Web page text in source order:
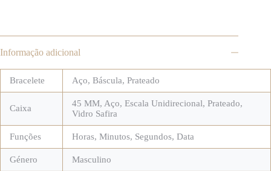
Informação adicional
Bracelete Aço, Báscula, Prateado
Caixa 45 MM, Aço, Escala Unidirecional, Prateado,
Vidro Safira
Funções Horas, Minutos, Segundos, Data
Género Masculino